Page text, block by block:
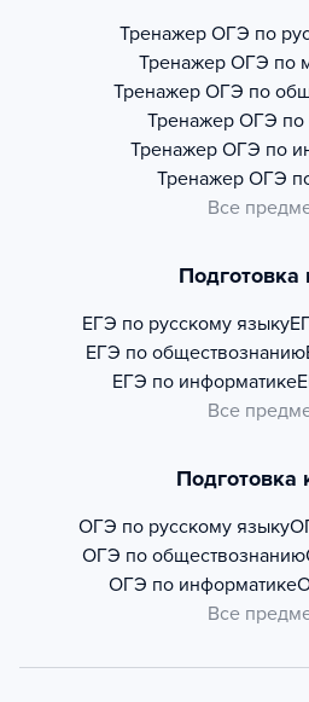
Тренажер ОГЭ по
Тренажер ОГЭ по
Тренажер ОГЭ по
Тренажер ОГЭ по
Тренажер ОГЭ по
Тренажер ОГЭ
Все
Подготовка
ЕГЭ по русскому языку
ЕГЭ по обществознанию
ЕГЭ по информатике
Все
Подготовка
ОГЭ по русскому языку
ОГЭ по обществознанию
ОГЭ по информатике
Все